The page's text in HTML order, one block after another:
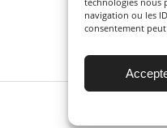
navigation ou les
consentement